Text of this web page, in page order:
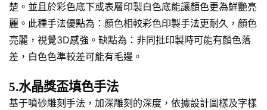
楚。並且於彩色底下或表層印製白色底能讓顏色更為鮮艷亮
麗。此種手法優點為：顏色相較彩色印製手法更耐久，顏色
亮麗，視覺3D感強。缺點為：非同批印製時可能有顏色落
差，白色色準較差可能有毛邊。
5.水晶獎盃填色手法
基于噴砂雕刻手法，加深雕刻的深度，依據設計圖樣及字樣